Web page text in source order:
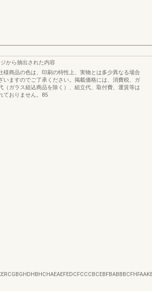
から抽出された内容
様商品の色は、印刷の特性上、実物とは多少異なる場合
いますのでご了承ください。掲載価格には、消費税、ガ
（ガラス組込商品を除く）、組立代、取付費、運賃等は
ておりません。85